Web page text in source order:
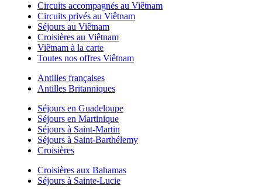
Circuits accompagnés au Viêtnam
Circuits privés au Viêtnam
Séjours au Viêtnam
Croisières au Viêtnam
Viêtnam à la carte
Toutes nos offres Viêtnam
Antilles françaises
Antilles Britanniques
Séjours en Guadeloupe
Séjours en Martinique
Séjours à Saint-Martin
Séjours à Saint-Barthélemy
Croisières
Croisières aux Bahamas
Séjours à Sainte-Lucie